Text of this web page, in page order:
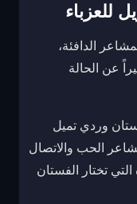
للعزباء
الدافئة،
عن الحالة
وردي تميل
الحب والاتصال
تختار الفستان